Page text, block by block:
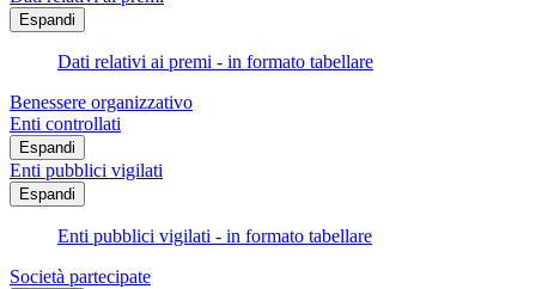
Espandi
Dati relativi ai premi - in formato tabellare
Benessere organizzativo
Enti controllati
Espandi
Enti pubblici vigilati
Espandi
Enti pubblici vigilati - in formato tabellare
Società partecipate